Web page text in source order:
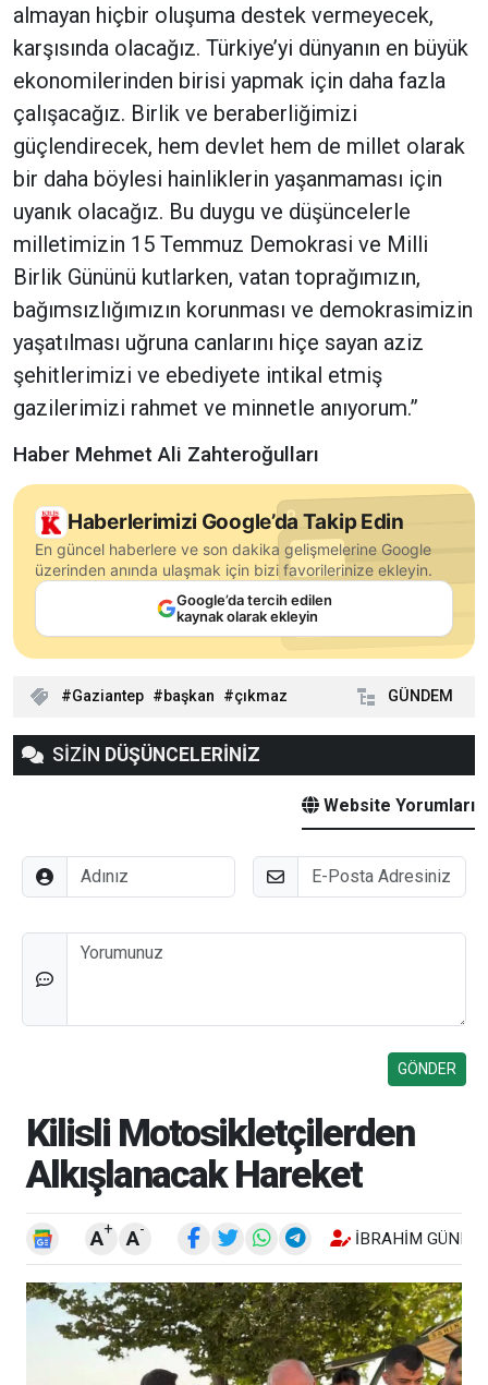
almayan hiçbir oluşuma destek vermeyecek,
karşısında olacağız. Türkiye’yi dünyanın en büyük
ekonomilerinden birisi yapmak için daha fazla
çalışacağız. Birlik ve beraberliğimizi
güçlendirecek, hem devlet hem de millet olarak
bir daha böylesi hainliklerin yaşanmaması için
uyanık olacağız. Bu duygu ve düşüncelerle
milletimizin 15 Temmuz Demokrasi ve Milli
Birlik Gününü kutlarken, vatan toprağımızın,
bağımsızlığımızın korunması ve demokrasimizin
yaşatılması uğruna canlarını hiçe sayan aziz
şehitlerimizi ve ebediyete intikal etmiş
gazilerimizi rahmet ve minnetle anıyorum.”
Haber Mehmet Ali Zahteroğulları
Haberlerimizi Google’da Takip Edin
En güncel haberlere ve son dakika gelişmelerine Google
üzerinden anında ulaşmak için bizi favorilerinize ekleyin.
Google’da tercih edilen
kaynak olarak ekleyin
Gaziantep başkan çıkmaz GÜNDEM
SİZİN DÜŞÜNCELERİNİZ
Website Yorumları
Adınız E-Posta
Düşünceleriniz
Kilisli Motosikletçilerden
Alkışlanacak Hareket
A+ A- İBRAHIM GÜNEŞ